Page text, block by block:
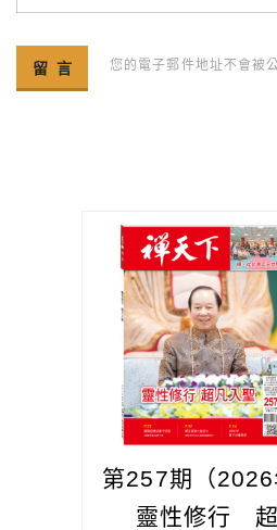
您的電子郵件地址不會被
第257期（2026
靈性修行